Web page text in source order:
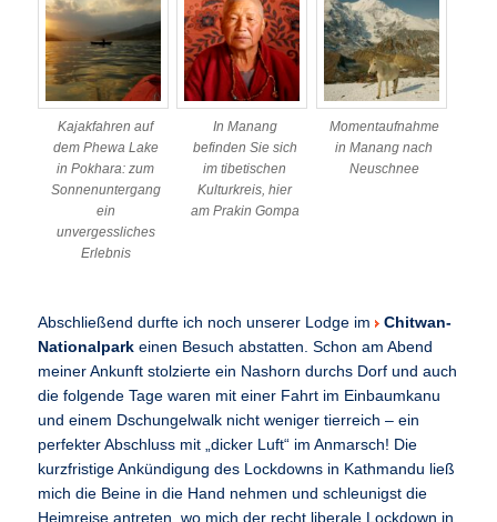
Kajakfahren auf
dem Phewa Lake
in Pokhara: zum
Sonnenuntergang
ein
unvergessliches
Erlebnis
In Manang
befinden Sie sich
im tibetischen
Kulturkreis, hier
am Prakin Gompa
Momentaufnahme
in Manang nach
Neuschnee
Abschließend durfte ich noch unserer Lodge im Chitwan-
Nationalpark einen Besuch abstatten. Schon am Abend
meiner Ankunft stolzierte ein Nashorn durchs Dorf und auch
die folgende Tage waren mit einer Fahrt im Einbaumkanu
und einem Dschungelwalk nicht weniger tierreich – ein
perfekter Abschluss mit „dicker Luft“ im Anmarsch! Die
kurzfristige Ankündigung des Lockdowns in Kathmandu ließ
mich die Beine in die Hand nehmen und schleunigst die
Heimreise antreten, wo mich der recht liberale Lockdown in